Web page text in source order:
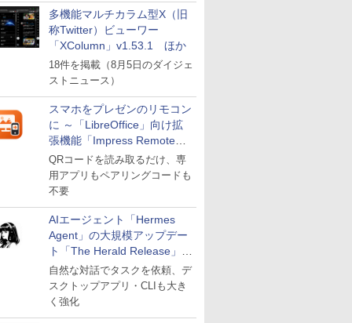
多機能マルチカラム型X（旧
称Twitter）ビューワー
「XColumn」v1.53.1 ほか
18件を掲載（8月5日のダイジェ
ストニュース）
スマホをプレゼンのリモコン
に ～「LibreOffice」向け拡
張機能「Impress Remote」
が公開
QRコードを読み取るだけ、専
用アプリもペアリングコードも
不要
AIエージェント「Hermes
Agent」の大規模アップデー
ト「The Herald Release」が
公開
自然な対話でタスクを依頼、デ
スクトップアプリ・CLIも大き
く強化